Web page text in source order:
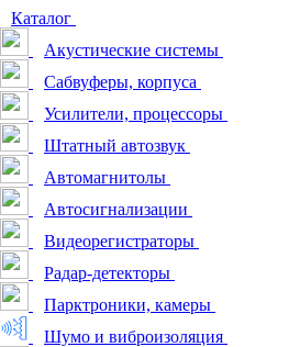
Каталог
Акустические системы
Сабвуферы, корпуса
Усилители, процессоры
Штатный автозвук
Автомагнитолы
Автосигнализации
Видеорегистраторы
Радар-детекторы
Парктроники, камеры
Шумо и виброизоляция